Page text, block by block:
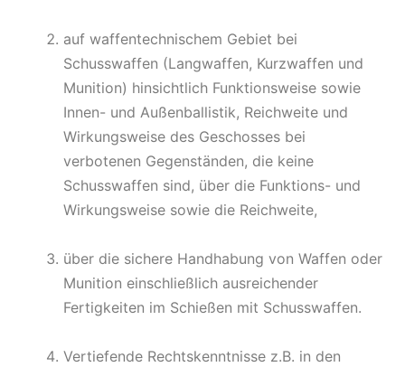
auf waffentechnischem Gebiet bei
Schusswaffen (Langwaffen, Kurzwaffen und
Munition) hinsichtlich Funktionsweise sowie
Innen- und Außenballistik, Reichweite und
Wirkungsweise des Geschosses bei
verbotenen Gegenständen, die keine
Schusswaffen sind, über die Funktions- und
Wirkungsweise sowie die Reichweite,
über die sichere Handhabung von Waffen oder
Munition einschließlich ausreichender
Fertigkeiten im Schießen mit Schusswaffen.
Vertiefende Rechtskenntnisse z.B. in den